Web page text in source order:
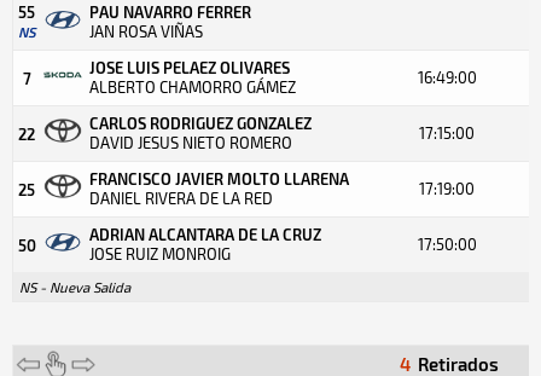
55
NS
PAU NAVARRO FERRER
JAN ROSA VIÑAS
7
JOSE LUIS PELAEZ OLIVARES
ALBERTO CHAMORRO GÁMEZ 16:49:00
22
CARLOS RODRIGUEZ GONZALEZ
DAVID JESUS NIETO ROMERO 17:15:00
25
FRANCISCO JAVIER MOLTO LLARENA
DANIEL RIVERA DE LA RED 17:19:00
50
ADRIAN ALCANTARA DE LA CRUZ
JOSE RUIZ MONROIG 17:50:00
NS - Nueva Salida
4 Retirados